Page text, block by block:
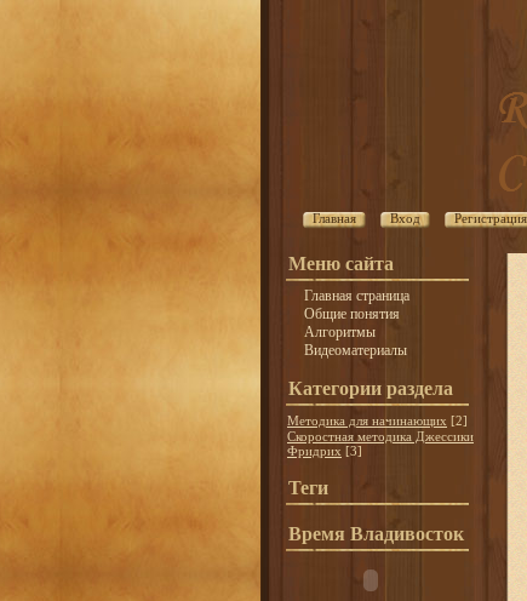
Главная Вход Регистрация
Меню сайта
Главная страница
Общие понятия
Алгоритмы
Видеоматериалы
Категории раздела
Методика для начинающих [2]
Скоростная методика Джессики
Фридрих [3]
Теги
Время Владивосток